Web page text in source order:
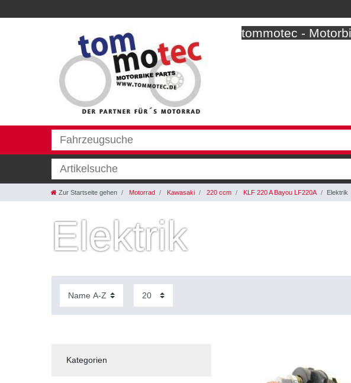
tommotec -
Zur Startseite gehen Motorrad Kawasaki 220 ccm KLF 220 A Bayou LF220A Elektrik
Elektrik
Kategorien